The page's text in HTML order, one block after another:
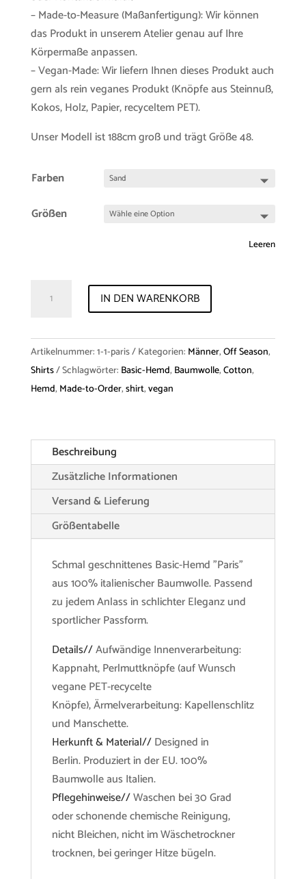
– Made-to-Measure (Maßanfertigung): Wir können
das Produkt in unserem Atelier genau auf Ihre
Körpermaße anpassen.
– Vegan-Made: Wir liefern Ihnen dieses Produkt auch
gern als rein veganes Produkt (Knöpfe aus Steinnuß,
Kokos, Holz, Papier, recyceltem PET).
Unser Modell ist 188cm groß und trägt Größe 48.
Farben
Größen
Leeren
"Paris"
Menge
IN DEN WARENKORB
Artikelnummer:1-1-paris Kategorien: Männer,Off Season,
Shirts Schlagwörter: Basic-Hemd, Baumwolle,Cotton,
Hemd, Made-to-Order,shirt,vegan
Beschreibung
Zusätzliche Informationen
Versand & Lieferung
Größentabelle
Schmal geschnittenes Basic-Hemd "Paris"
aus 100% italienischer Baumwolle. Passend
zu jedem Anlass in schlichter Eleganz und
sportlicher Passform.
Details//Aufwändige Innenverarbeitung:
Kappnaht, Perlmuttknöpfe (auf Wunsch
vegane PET-recycelte
Knöpfe), Ärmelverarbeitung: Kapellenschlitz
und Manschette.
Herkunft & Material//Designed in
Berlin. Produziert in der EU. 100%
Baumwolle aus Italien.
Pflegehinweise//Waschen bei 30 Grad
oder schonende chemische Reinigung,
nicht Bleichen, nicht im Wäschetrockner
trocknen, bei geringer Hitze bügeln.